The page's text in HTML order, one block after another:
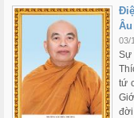
Âu
03/
Sự
tứ
đời